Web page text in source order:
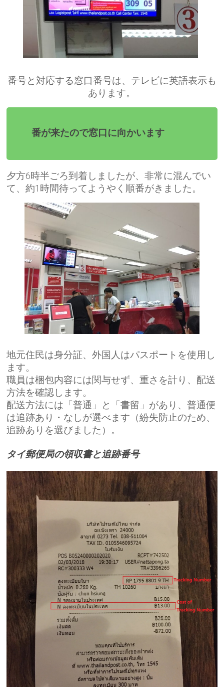
番号と対応する窓口番号は、テレビに英語表示も
あります。
番が来たので窓口に向かいます
夕方6時半ごろ到着しましたが、非常に混んでい
て、約1時間待ってようやく順番がきました。
地元住民は身分証、外国人はパスポートを使用し
ます。
職員は梱包内容には関与せず、重さを計り、配送
方法を確認します。
配送方法には「普通」と「書留」があり、普通便
は追跡あり・なしが選べます（紛失防止のため、
追跡ありを選びました）。
タイ郵便局の領収書と追跡番号